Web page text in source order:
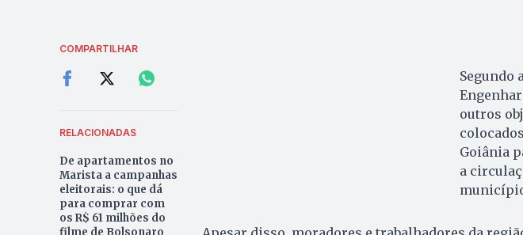
COMPARTILHAR
RELACIONADAS
De apartamentos no
Marista a campanhas
eleitorais: o que dá
para comprar com
os R$ 61 milhões do
filme de Bolsonaro
Segundo
outros
Goiânia
a